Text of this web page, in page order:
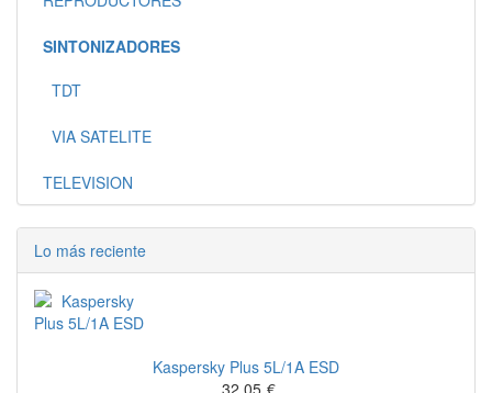
SINTONIZADORES
TDT
VIA SATELITE
TELEVISION
Lo más reciente
Kaspersky Plus 5L/1A ESD
32,05 €